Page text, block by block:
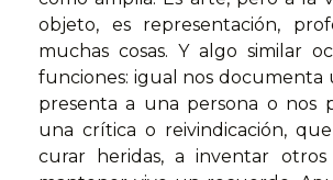
objeto, es representación,
muchas cosas. Y algo similar
funciones: igual nos documenta
presenta a una persona o nos
una crítica o reivindicación,
curar heridas, a inventar